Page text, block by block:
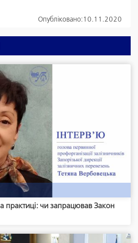
Опубліковано: 10.11.2020
практиці: чи запрацював Закон